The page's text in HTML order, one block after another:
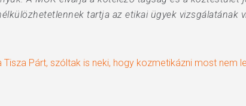
tartja az etikai ügyek vizsgálatának
Párt, szóltak is neki, hogy kozmetikázni most nem